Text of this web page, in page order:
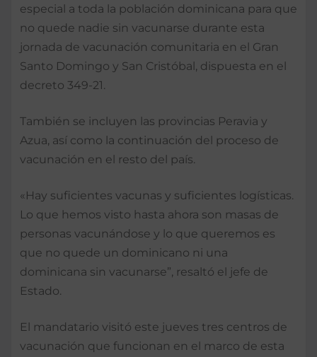
especial a toda la población dominicana para que
no quede nadie sin vacunarse durante esta
jornada de vacunación comunitaria en el Gran
Santo Domingo y San Cristóbal, dispuesta en el
decreto 349-21.
También se incluyen las provincias Peravia y
Azua, así como la continuación del proceso de
vacunación en el resto del país.
«Hay suficientes vacunas y suficientes logísticas.
Lo que hemos visto hasta ahora son masas de
personas vacunándose y lo que queremos es
que no quede un dominicano ni una
dominicana sin vacunarse”, resaltó el jefe de
Estado.
El mandatario visitó este jueves tres centros de
vacunación que funcionan en el marco de esta